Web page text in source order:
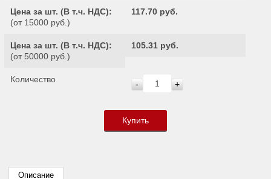
Цена за шт. (В т.ч. НДС):
(от 15000 руб.)
117.70 руб.
Цена за шт. (В т.ч. НДС):
(от 50000 руб.)
105.31 руб.
Количество - +
Купить
Описание